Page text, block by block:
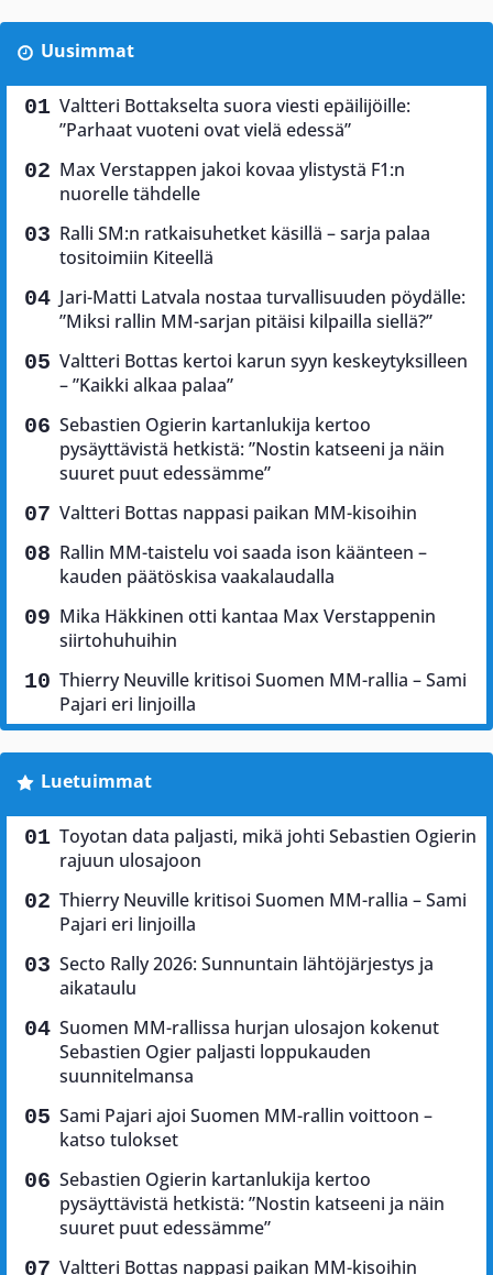
Uusimmat
Valtteri Bottakselta suora viesti epäilijöille:
”Parhaat vuoteni ovat vielä edessä”
Max Verstappen jakoi kovaa ylistystä F1:n
nuorelle tähdelle
Ralli SM:n ratkaisuhetket käsillä – sarja palaa
tositoimiin Kiteellä
Jari-Matti Latvala nostaa turvallisuuden pöydälle:
”Miksi rallin MM-sarjan pitäisi kilpailla siellä?”
Valtteri Bottas kertoi karun syyn keskeytyksilleen
– ”Kaikki alkaa palaa”
Sebastien Ogierin kartanlukija kertoo
pysäyttävistä hetkistä: ”Nostin katseeni ja näin
suuret puut edessämme”
Valtteri Bottas nappasi paikan MM-kisoihin
Rallin MM-taistelu voi saada ison käänteen –
kauden päätöskisa vaakalaudalla
Mika Häkkinen otti kantaa Max Verstappenin
siirtohuhuihin
Thierry Neuville kritisoi Suomen MM-rallia – Sami
Pajari eri linjoilla
Luetuimmat
Toyotan data paljasti, mikä johti Sebastien Ogierin
rajuun ulosajoon
Thierry Neuville kritisoi Suomen MM-rallia – Sami
Pajari eri linjoilla
Secto Rally 2026: Sunnuntain lähtöjärjestys ja
aikataulu
Suomen MM-rallissa hurjan ulosajon kokenut
Sebastien Ogier paljasti loppukauden
suunnitelmansa
Sami Pajari ajoi Suomen MM-rallin voittoon –
katso tulokset
Sebastien Ogierin kartanlukija kertoo
pysäyttävistä hetkistä: ”Nostin katseeni ja näin
suuret puut edessämme”
Valtteri Bottas nappasi paikan MM-kisoihin